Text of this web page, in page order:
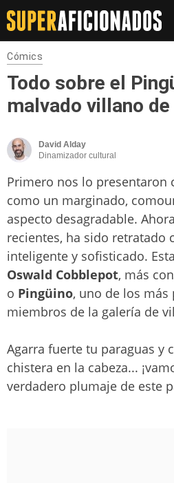
Cómics
Todo sobre el
malvado villano
David Alday
Dinamizador cultural
Primero nos lo presentaron
como un marginado,
aspecto desagradable.
recientes, ha sido retratado
inteligente y sofisticado.
Oswald Cobblepot, más
o Pingüino, uno de los más
miembros de la galería de
Agarra fuerte tu paraguas y
chistera en la cabeza...
verdadero plumaje de este